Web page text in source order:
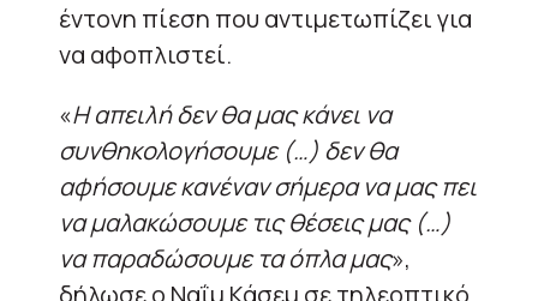
έντονη πίεση που αντιμετωπίζει για
να αφοπλιστεί.
«Η απειλή δεν θα μας κάνει να
συνθηκολογήσουμε (…) δεν θα
αφήσουμε κανέναν σήμερα να μας πει
να μαλακώσουμε τις θέσεις μας (…)
να παραδώσουμε τα όπλα μας»,
δήλωσε ο Ναΐμ Κάσεμ σε τηλεοπτικό